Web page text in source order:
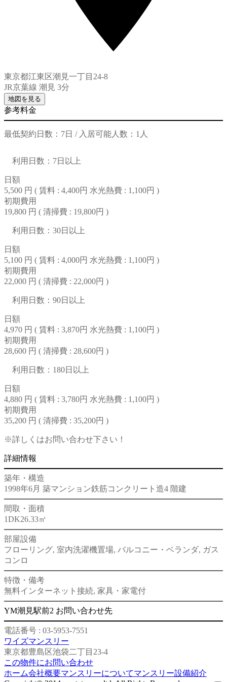
東京都江東区潮見一丁目24-8
JR京葉線 潮見 3分
地図を見る
参考料金
最低契約日数：7日 / 入居可能人数：1人
利用日数：7日以上
日額
5,500 円 ( 賃料 : 4,400円 水光熱費 : 1,100円 )
初期費用
19,800 円 ( 清掃費 : 19,800円 )
利用日数：30日以上
日額
5,100 円 ( 賃料 : 4,000円 水光熱費 : 1,100円 )
初期費用
22,000 円 ( 清掃費 : 22,000円 )
利用日数：90日以上
日額
4,970 円 ( 賃料 : 3,870円 水光熱費 : 1,100円 )
初期費用
28,600 円 ( 清掃費 : 28,600円 )
利用日数：180日以上
日額
4,880 円 ( 賃料 : 3,780円 水光熱費 : 1,100円 )
初期費用
35,200 円 ( 清掃費 : 35,200円 )
※詳しくはお問い合わせ下さい！
詳細情報
築年・構造
1998年6月 築マンション鉄筋コンクリート造4 階建
間取・面積
1DK26.33㎡
部屋設備
フローリング, 室内洗濯機置場, バルコニー・ベランダ, ガス
コンロ
特徴・備考
無料インターネット接続, 家具・家電付
YM潮見駅前2 お問い合わせ先
電話番号 : 03-5953-7551
ワイズマンスリー
東京都豊島区池袋二丁目23-4
この物件にお問い合わせ
ホーム会社概要マンスリーについてマンスリー設備紹介